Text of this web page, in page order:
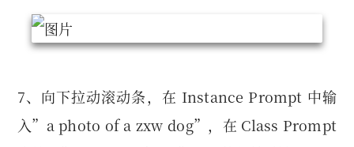
7、向下拉动滚动条，在 Instance Prompt 中输
入”a photo of a zxw dog”，在 Class Prompt